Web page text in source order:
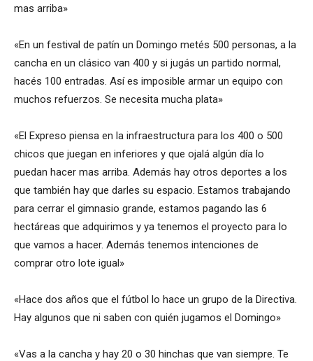
mas arriba»
«En un festival de patín un Domingo metés 500 personas, a la
cancha en un clásico van 400 y si jugás un partido normal,
hacés 100 entradas. Así es imposible armar un equipo con
muchos refuerzos. Se necesita mucha plata»
«El Expreso piensa en la infraestructura para los 400 o 500
chicos que juegan en inferiores y que ojalá algún día lo
puedan hacer mas arriba. Además hay otros deportes a los
que también hay que darles su espacio. Estamos trabajando
para cerrar el gimnasio grande, estamos pagando las 6
hectáreas que adquirimos y ya tenemos el proyecto para lo
que vamos a hacer. Además tenemos intenciones de
comprar otro lote igual»
«Hace dos años que el fútbol lo hace un grupo de la Directiva.
Hay algunos que ni saben con quién jugamos el Domingo»
«Vas a la cancha y hay 20 o 30 hinchas que van siempre. Te